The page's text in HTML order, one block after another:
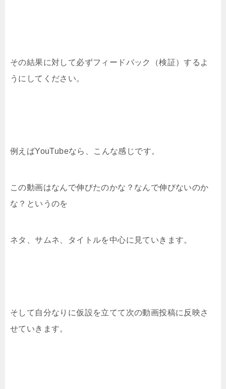
その結果に対して必ずフィードバック（検証）するよ
うにしてください。
例えばYouTubeなら、こんな感じです。
この動画はなんで伸びたのかな？なんで伸びないのか
な？というのを
ネタ、サムネ、タイトルを中心に見ていきます。
そして自分なりに仮設を立てて次の動画投稿に反映さ
せていきます。